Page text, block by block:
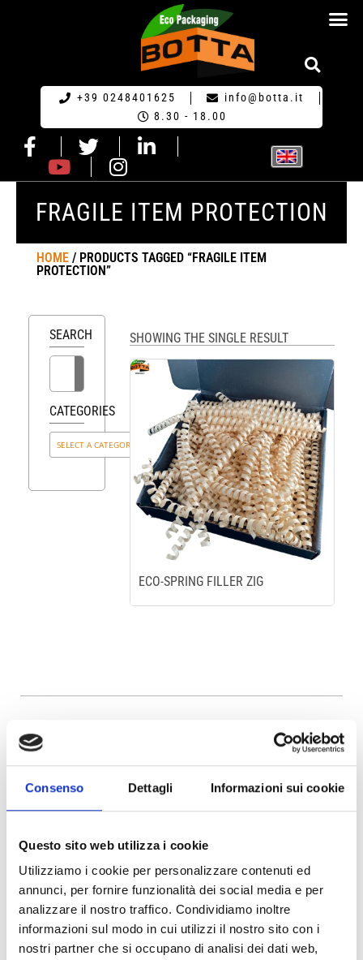
Consenso Dettagli Informazioni sui cookie
Questo sito web utilizza i cookie
Utilizziamo i cookie per personalizzare contenuti ed
annunci, per fornire funzionalità dei social media e per
analizzare il nostro traffico. Condividiamo inoltre
informazioni sul modo in cui utilizzi il nostro sito con i
nostri partner che si occupano di analisi dei dati web,
+39 0248401625
info@botta.it
8.30 - 18.00
FRAGILE ITEM PROTECTION
HOME / PRODUCTS TAGGED “FRAGILE ITEM
PROTECTION”
SEARCH
CATEGORIES
SHOWING THE SINGLE RESULT
ECO-SPRING FILLER ZIG